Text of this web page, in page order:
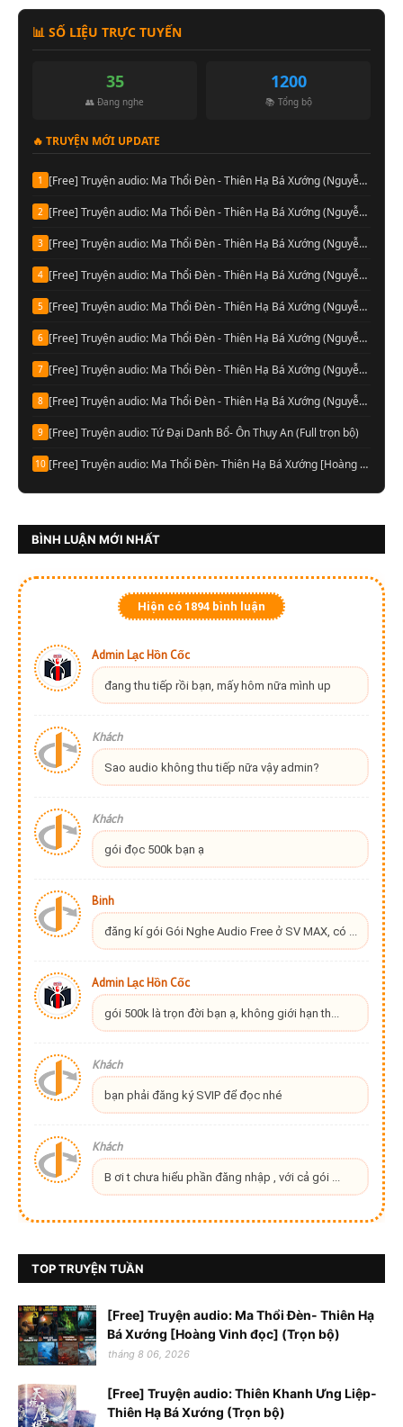
📊 SỐ LIỆU TRỰC TUYẾN
35
👥 Đang nghe
1200
📚 Tổng bộ
🔥 TRUYỆN MỚI UPDATE
1 [Free] Truyện audio: Ma Thổi Đèn - Thiên Hạ Bá Xướng (Nguyễn Thành đọc-Quyển 08)
2 [Free] Truyện audio: Ma Thổi Đèn - Thiên Hạ Bá Xướng (Nguyễn Thành đọc-Quyển 07)
3 [Free] Truyện audio: Ma Thổi Đèn - Thiên Hạ Bá Xướng (Nguyễn Thành đọc-Quyển 06)
4 [Free] Truyện audio: Ma Thổi Đèn - Thiên Hạ Bá Xướng (Nguyễn Thành đọc-Quyển 05)
5 [Free] Truyện audio: Ma Thổi Đèn - Thiên Hạ Bá Xướng (Nguyễn Thành đọc-Quyển 04)
6 [Free] Truyện audio: Ma Thổi Đèn - Thiên Hạ Bá Xướng (Nguyễn Thành đọc-Quyển 03)
7 [Free] Truyện audio: Ma Thổi Đèn - Thiên Hạ Bá Xướng (Nguyễn Thành đọc-Quyển 02)
8 [Free] Truyện audio: Ma Thổi Đèn - Thiên Hạ Bá Xướng (Nguyễn Thành đọc-Quyển 01)
9 [Free] Truyện audio: Tứ Đại Danh Bổ- Ôn Thụy An (Full trọn bộ)
10 [Free] Truyện audio: Ma Thổi Đèn- Thiên Hạ Bá Xướng [Hoàng Vinh đọc] (Trọn bộ)
BÌNH LUẬN MỚI NHẤT
Hiện có 1894 bình luận
Admin Lạc Hồn Cốc
đang thu tiếp rồi bạn, mấy hôm nữa mình up
Khách
Sao audio không thu tiếp nữa vậy admin?
Khách
gói đọc 500k bạn ạ
Binh
đăng kí gói Gói Nghe Audio Free ở SV MAX, có ...
Admin Lạc Hồn Cốc
gói 500k là trọn đời bạn ạ, không giới hạn th...
Khách
bạn phải đăng ký SVIP để đọc nhé
Khách
B ơi t chưa hiểu phần đăng nhập , với cả gói ...
TOP TRUYỆN TUẦN
[Free] Truyện audio: Ma Thổi Đèn- Thiên Hạ
Bá Xướng [Hoàng Vinh đọc] (Trọn bộ)
tháng 8 06, 2026
[Free] Truyện audio: Thiên Khanh Ưng Liệp-
Thiên Hạ Bá Xướng (Trọn bộ)